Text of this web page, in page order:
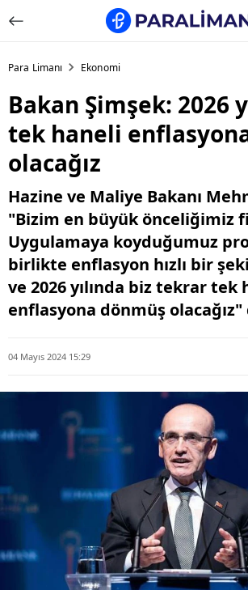
Para Limanı Ekonomi
Bakan Şimşek: 2026
tek haneli
olacağız
Hazine ve Maliye Bakanı
"Bizim en büyük önceliğimiz
Uygulamaya koyduğumuz
birlikte enflasyon hızlı bir
ve 2026 yılında biz tekrar tek
enflasyona dönmüş olacağız"
04 Mayıs 2024 15:29